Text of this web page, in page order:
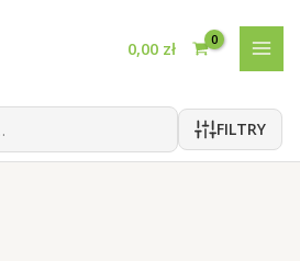
0,00 zł
FILTRY